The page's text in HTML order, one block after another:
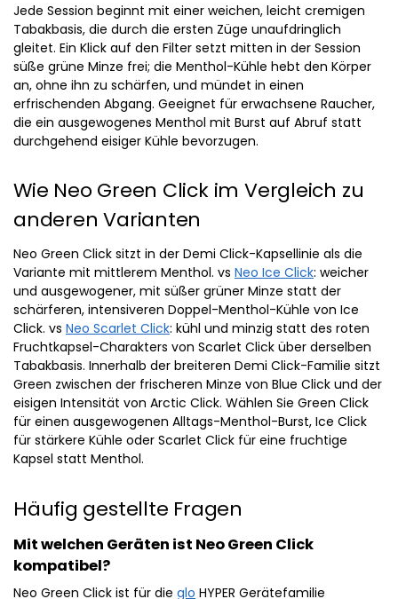
Jede Session beginnt mit einer weichen, leicht cremigen
Tabakbasis, die durch die ersten Züge unaufdringlich
gleitet. Ein Klick auf den Filter setzt mitten in der Session
süße grüne Minze frei; die Menthol-Kühle hebt den Körper
an, ohne ihn zu schärfen, und mündet in einen
erfrischenden Abgang. Geeignet für erwachsene Raucher,
die ein ausgewogenes Menthol mit Burst auf Abruf statt
durchgehend eisiger Kühle bevorzugen.
Wie Neo Green Click im Vergleich zu
anderen Varianten
Neo Green Click sitzt in der Demi Click-Kapsellinie als die
Variante mit mittlerem Menthol. vs Neo Ice Click: weicher
und ausgewogener, mit süßer grüner Minze statt der
schärferen, intensiveren Doppel-Menthol-Kühle von Ice
Click. vs Neo Scarlet Click: kühl und minzig statt des roten
Fruchtkapsel-Charakters von Scarlet Click über derselben
Tabakbasis. Innerhalb der breiteren Demi Click-Familie sitzt
Green zwischen der frischeren Minze von Blue Click und der
eisigen Intensität von Arctic Click. Wählen Sie Green Click
für einen ausgewogenen Alltags-Menthol-Burst, Ice Click
für stärkere Kühle oder Scarlet Click für eine fruchtige
Kapsel statt Menthol.
Häufig gestellte Fragen
Mit welchen Geräten ist Neo Green Click
kompatibel?
Neo Green Click ist für die glo HYPER Gerätefamilie